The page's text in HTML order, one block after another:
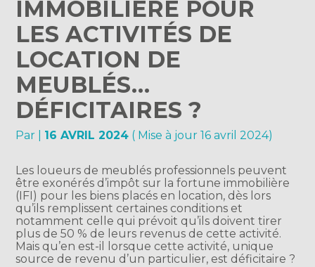
IMMOBILIÈRE POUR
LES ACTIVITÉS DE
LOCATION DE
MEUBLÉS…
DÉFICITAIRES ?
Par 16 AVRIL 2024 ( Mise à jour 16 avril 2024)
Les loueurs de meublés professionnels peuvent
être exonérés d’impôt sur la fortune immobilière
(IFI) pour les biens placés en location, dès lors
qu’ils remplissent certaines conditions et
notamment celle qui prévoit qu’ils doivent tirer
plus de 50 % de leurs revenus de cette activité.
Mais qu’en est-il lorsque cette activité, unique
source de revenu d’un particulier, est déficitaire ?